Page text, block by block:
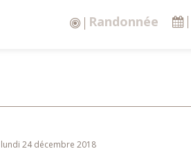
Stages vacances
lundi 24 décembre 2018